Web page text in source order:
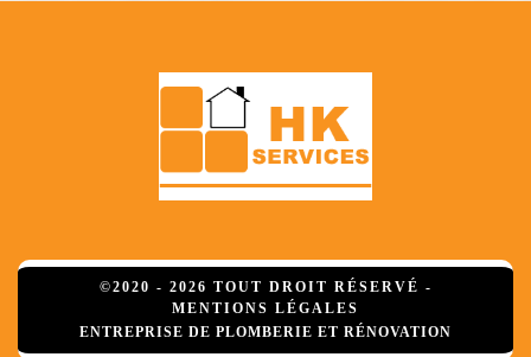
©2020 - 2026 TOUT DROIT RÉSERVÉ -
MENTIONS LÉGALES
ENTREPRISE DE PLOMBERIE ET RÉNOVATION